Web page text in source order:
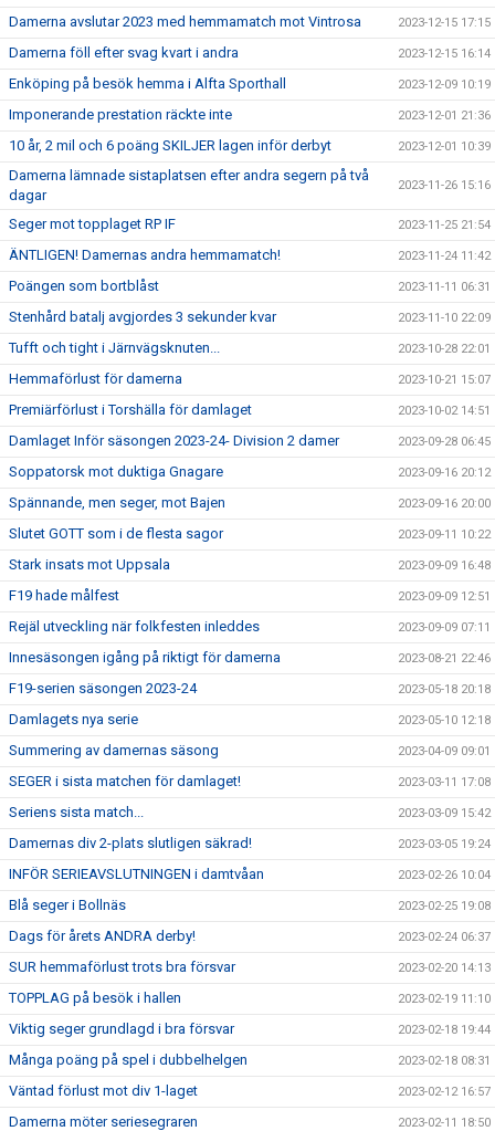
Damerna avslutar 2023 med hemmamatch mot Vintrosa 2023-12-15 17:15
Damerna föll efter svag kvart i andra 2023-12-15 16:14
Enköping på besök hemma i Alfta Sporthall 2023-12-09 10:19
Imponerande prestation räckte inte 2023-12-01 21:36
10 år, 2 mil och 6 poäng SKILJER lagen inför derbyt 2023-12-01 10:39
Damerna lämnade sistaplatsen efter andra segern på två
dagar
2023-11-26 15:16
Seger mot topplaget RP IF 2023-11-25 21:54
ÄNTLIGEN! Damernas andra hemmamatch! 2023-11-24 11:42
Poängen som bortblåst 2023-11-11 06:31
Stenhård batalj avgjordes 3 sekunder kvar 2023-11-10 22:09
Tufft och tight i Järnvägsknuten... 2023-10-28 22:01
Hemmaförlust för damerna 2023-10-21 15:07
Premiärförlust i Torshälla för damlaget 2023-10-02 14:51
Damlaget Inför säsongen 2023-24- Division 2 damer 2023-09-28 06:45
Soppatorsk mot duktiga Gnagare 2023-09-16 20:12
Spännande, men seger, mot Bajen 2023-09-16 20:00
Slutet GOTT som i de flesta sagor 2023-09-11 10:22
Stark insats mot Uppsala 2023-09-09 16:48
F19 hade målfest 2023-09-09 12:51
Rejäl utveckling när folkfesten inleddes 2023-09-09 07:11
Innesäsongen igång på riktigt för damerna 2023-08-21 22:46
F19-serien säsongen 2023-24 2023-05-18 20:18
Damlagets nya serie 2023-05-10 12:18
Summering av damernas säsong 2023-04-09 09:01
SEGER i sista matchen för damlaget! 2023-03-11 17:08
Seriens sista match... 2023-03-09 15:42
Damernas div 2-plats slutligen säkrad! 2023-03-05 19:24
INFÖR SERIEAVSLUTNINGEN i damtvåan 2023-02-26 10:04
Blå seger i Bollnäs 2023-02-25 19:08
Dags för årets ANDRA derby! 2023-02-24 06:37
SUR hemmaförlust trots bra försvar 2023-02-20 14:13
TOPPLAG på besök i hallen 2023-02-19 11:10
Viktig seger grundlagd i bra försvar 2023-02-18 19:44
Många poäng på spel i dubbelhelgen 2023-02-18 08:31
Väntad förlust mot div 1-laget 2023-02-12 16:57
Damerna möter seriesegraren 2023-02-11 18:50